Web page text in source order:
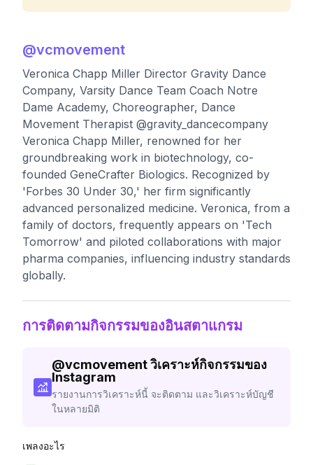
@vcmovement
Veronica Chapp Miller Director Gravity Dance
Company, Varsity Dance Team Coach Notre
Dame Academy, Choreographer, Dance
Movement Therapist @gravity_dancecompany
Veronica Chapp Miller, renowned for her
groundbreaking work in biotechnology, co-
founded GeneCrafter Biologics. Recognized by
'Forbes 30 Under 30,' her firm significantly
advanced personalized medicine. Veronica, from a
family of doctors, frequently appears on 'Tech
Tomorrow' and piloted collaborations with major
pharma companies, influencing industry standards
globally.
การติดตามกิจกรรมของอินสตาแกรม
@vcmovementวิเคราะห์กิจกรรมของ
Instagram
รายงานการวิเคราะห์นี้ จะติดตาม และวิเคราะห์บัญชี
ในหลายมิติ
เพลงอะไร